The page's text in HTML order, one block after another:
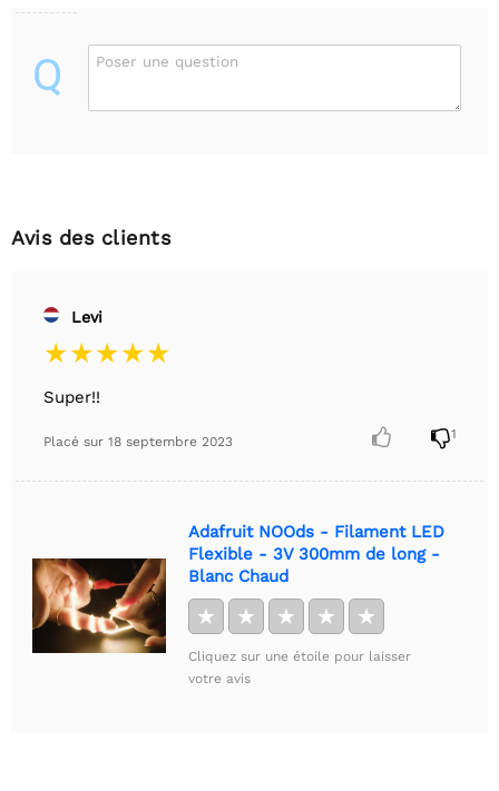
Q Poser une question
Avis des clients
Levi
Super!!
Placé sur 18 septembre 2023  1
Adafruit NOOds - Filament LED
Flexible - 3V 300mm de long -
Blanc Chaud
★ ★ ★ ★ ★
Cliquez sur une étoile pour laisser
votre avis